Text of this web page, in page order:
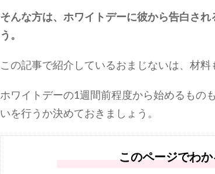
そんな方は、ホワイトデーに彼から告白さ
う。
この記事で紹介しているおまじないは、材料
ホワイトデーの1週間前程度から始めるもの
いを行うか決めておきましょう。
このページでわか